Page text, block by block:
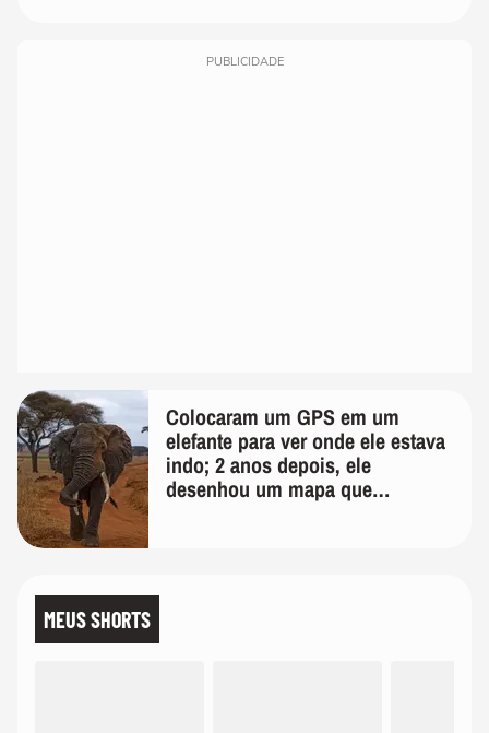
PUBLICIDADE
Colocaram um GPS em um
elefante para ver onde ele estava
indo; 2 anos depois, ele
desenhou um mapa que
MEUS SHORTS